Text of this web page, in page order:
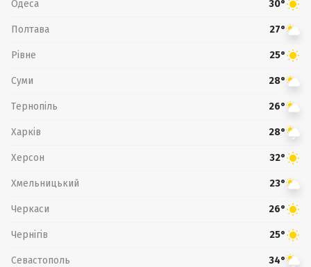
Одеса 30°
Полтава 27°
Рівне 25°
Суми 28°
Тернопіль 26°
Харків 28°
Херсон 32°
Хмельницький 23°
Черкаси 26°
Чернігів 25°
Севастополь 34°